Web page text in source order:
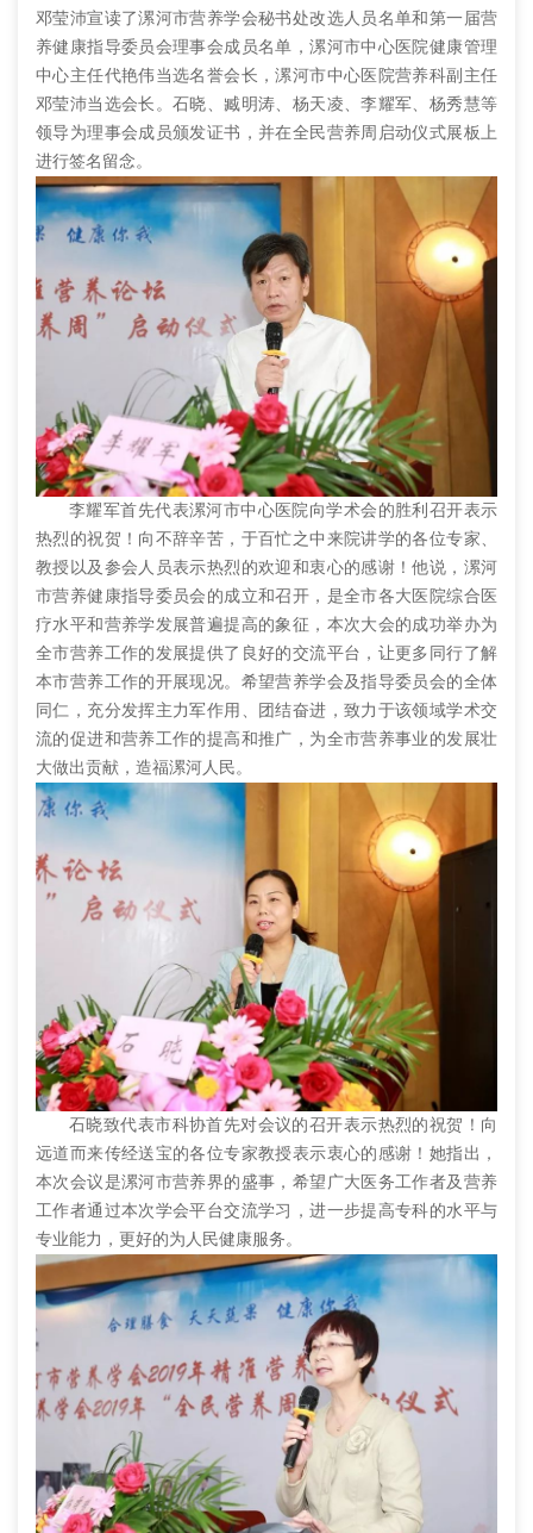
邓莹沛宣读了漯河市营养学会秘书处改选人员名单和第一届营
养健康指导委员会理事会成员名单，漯河市中心医院健康管理
中心主任代艳伟当选名誉会长，漯河市中心医院营养科副主任
邓莹沛当选会长。石晓、臧明涛、杨天凌、李耀军、杨秀慧等
领导为理事会成员颁发证书，并在全民营养周启动仪式展板上
进行签名留念。
李耀军首先代表漯河市中心医院向学术会的胜利召开表示
热烈的祝贺！向不辞辛苦，于百忙之中来院讲学的各位专家、
教授以及参会人员表示热烈的欢迎和衷心的感谢！他说，漯河
市营养健康指导委员会的成立和召开，是全市各大医院综合医
疗水平和营养学发展普遍提高的象征，本次大会的成功举办为
全市营养工作的发展提供了良好的交流平台，让更多同行了解
本市营养工作的开展现况。希望营养学会及指导委员会的全体
同仁，充分发挥主力军作用、团结奋进，致力于该领域学术交
流的促进和营养工作的提高和推广，为全市营养事业的发展壮
大做出贡献，造福漯河人民。
石晓致代表市科协首先对会议的召开表示热烈的祝贺！向
远道而来传经送宝的各位专家教授表示衷心的感谢！她指出，
本次会议是漯河市营养界的盛事，希望广大医务工作者及营养
工作者通过本次学会平台交流学习，进一步提高专科的水平与
专业能力，更好的为人民健康服务。